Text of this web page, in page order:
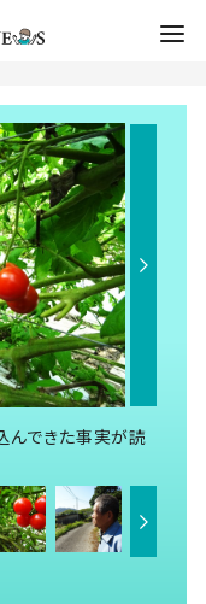
んできた事実が読